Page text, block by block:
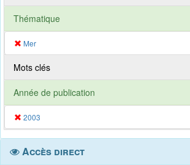
Thématique
Mer
Mots clés
Année de publication
2003
Accès direct